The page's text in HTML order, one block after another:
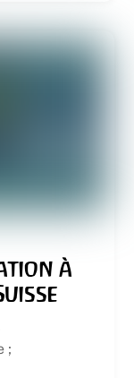
à
;